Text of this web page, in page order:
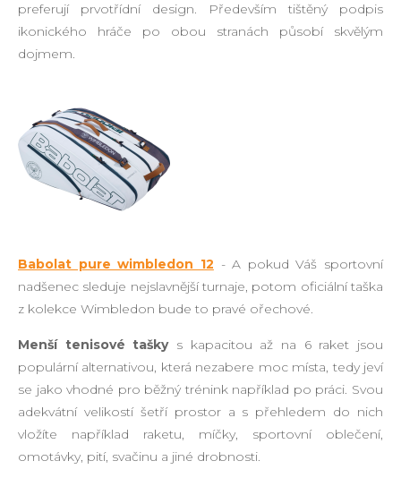
preferují prvotřídní design. Především tištěný podpis
ikonického hráče po obou stranách působí skvělým
dojmem.
Babolat pure wimbledon 12 - A pokud Váš sportovní
nadšenec sleduje nejslavnější turnaje, potom oficiální taška
z kolekce Wimbledon bude to pravé ořechové.
Menší tenisové taškys kapacitou až na 6 raket jsou
populární alternativou, která nezabere moc místa, tedy jeví
se jako vhodné pro běžný trénink například po práci. Svou
adekvátní velikostí šetří prostor a s přehledem do nich
vložíte například raketu, míčky, sportovní oblečení,
omotávky, pití, svačinu a jiné drobnosti.